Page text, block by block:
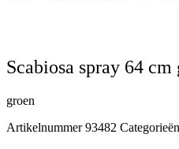
scabiosa spray 64 cm
groen
Artikelnummer93482 Categorieën